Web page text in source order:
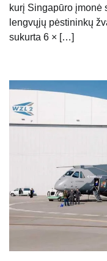
kurį Singapūro įmonė
lengvųjų pėstininkų
sukurta 6 × […]